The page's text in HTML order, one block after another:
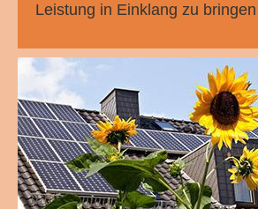
Leistung in Einklang zu